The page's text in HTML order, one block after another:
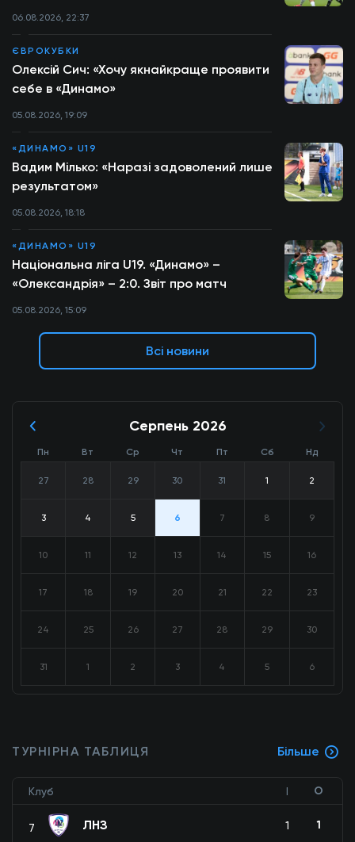
06.08.2026, 22:37
ЄВРОКУБКИ
Олексій Сич: «Хочу якнайкраще проявити
себе в «Динамо»
05.08.2026, 19:09
«ДИНАМО» U19
Вадим Мілько: «Наразі задоволений лише
результатом»
05.08.2026, 18:18
«ДИНАМО» U19
Національна ліга U19. «Динамо» –
«Олександрія» – 2:0. Звіт про матч
05.08.2026, 15:09
Всі новини
Серпень 2026
Пн Вт Ср Чт Пт Сб Нд
27 28 29 30 31 1 2
3 4 5 6 7 8 9
10 11 12 13 14 15 16
17 18 19 20 21 22 23
24 25 26 27 28 29 30
31 1 2 3 4 5 6
ТУРНІРНА ТАБЛИЦЯ Більше
Клуб І О
7 ЛНЗ 1 1